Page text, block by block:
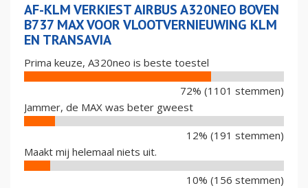
AF-KLM VERKIEST AIRBUS A320NEO BOVEN
B737 MAX VOOR VLOOTVERNIEUWING KLM
EN TRANSAVIA
Prima keuze, A320neo is beste toestel
72% (1101 stemmen)
Jammer, de MAX was beter gweest
12% (191 stemmen)
Maakt mij helemaal niets uit.
10% (156 stemmen)